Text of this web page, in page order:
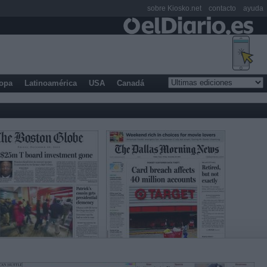
Latinoamérica USA Canadá
sobre Kiosko.net contacto ayuda